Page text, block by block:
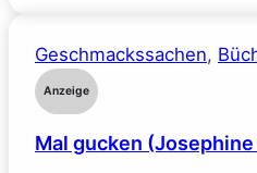
(Sarah
Geschmackssachen,
Anzeige
Mal gucken (Josephine